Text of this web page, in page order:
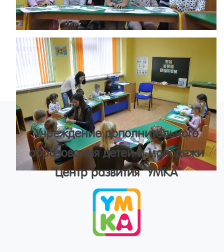
Учреждение дополнительного
образования детей и молодежи
"Центр развития "УМКА"